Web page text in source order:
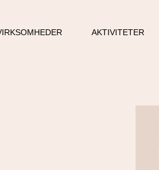
AKTIVITETER